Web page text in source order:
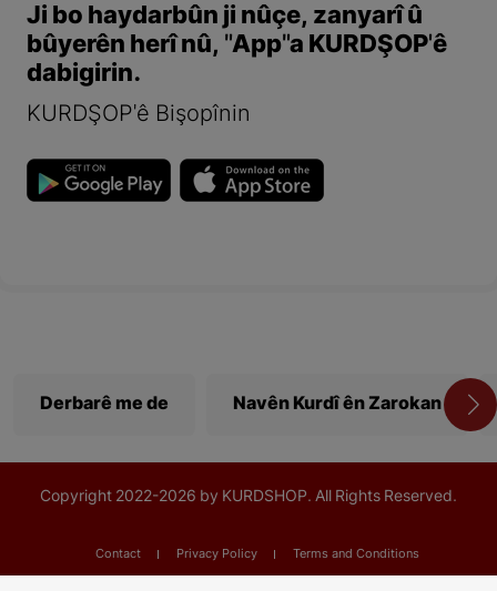
Ji bo haydarbûn ji nûçe, zanyarî û
bûyerên herî nû, "App"a KURDŞOP'ê
dabigirin.
KURDŞOP'ê Bişopînin
Derbarê me de Navên Kurdî ên Zarokan
Copyright 2022-2026 by KURDSHOP. All Rights Reserved.
Contact Privacy Policy Terms and Conditions